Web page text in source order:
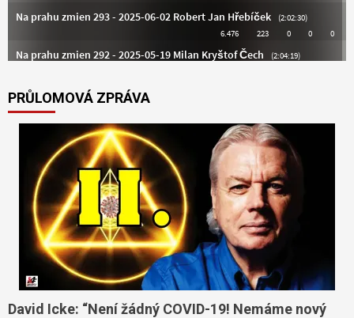
PRŮLOMOVÁ ZPRÁVA
David Icke: “Není žádný COVID-19! Nemáme nový